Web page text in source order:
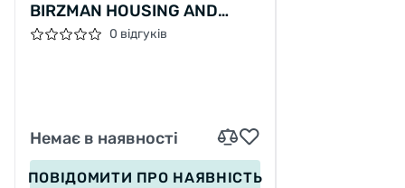
BIRZMAN HOUSING AND
CABLE CUTTER
0 відгуків
Немає в наявності
ПОВІДОМИТИ ПРО НАЯВНІСТЬ